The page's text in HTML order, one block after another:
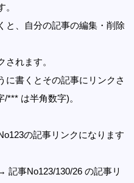
と、自分の記事の編集・削除
されます。
に書くとその記事にリンクさ
*** は半角数字)。
の記事リンクになります
記事No123/130/26 の記事リ